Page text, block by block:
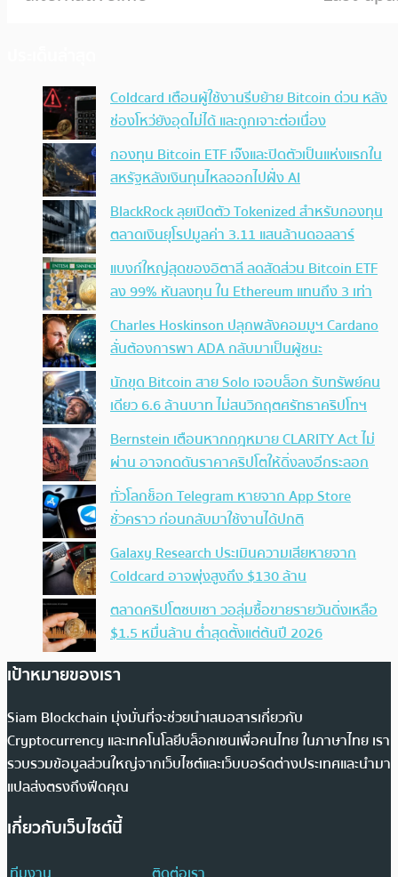
Coldcard เตือนผู้ใช้งานรีบย้าย Bitcoin ด่วน หลัง
ช่องโหว่ยังอุดไม่ได้ และถูกเจาะต่อเนื่อง
กองทุน Bitcoin ETF เจ๊งและปิดตัวเป็นแห่งแรกใน
สหรัฐหลังเงินทุนไหลออกไปฝั่ง AI
BlackRock ลุยเปิดตัว Tokenized สำหรับกองทุน
ตลาดเงินยุโรปมูลค่า 3.11 แสนล้านดอลลาร์
แบงก์ใหญ่สุดของอิตาลี ลดสัดส่วน Bitcoin ETF
ลง 99% หันลงทุน ใน Ethereum แทนถึง 3 เท่า
Charles Hoskinson ปลุกพลังคอมมูฯ Cardano
ลั่นต้องการพา ADA กลับมาเป็นผู้ชนะ
นักขุด Bitcoin สาย Solo เจอบล็อก รับทรัพย์คน
เดียว 6.6 ล้านบาท ไม่สนวิกฤตศรัทธาคริปโทฯ
Bernstein เตือนหากกฎหมาย CLARITY Act ไม่
ผ่าน อาจกดดันราคาคริปโตให้ดิ่งลงอีกระลอก
ทั่วโลกช็อก Telegram หายจาก App Store
ชั่วคราว ก่อนกลับมาใช้งานได้ปกติ
Galaxy Research ประเมินความเสียหายจาก
Coldcard อาจพุ่งสูงถึง $130 ล้าน
ตลาดคริปโตซบเซา วอลุ่มซื้อขายรายวันดิ่งเหลือ
$1.5 หมื่นล้าน ต่ำสุดตั้งแต่ต้นปี 2026
เป้าหมายของเรา
Siam Blockchain มุ่งมั่นที่จะช่วยนำเสนอสารเกี่ยวกับ
Cryptocurrency และเทคโนโลยีบล็อกเชนเพื่อคนไทย ในภาษาไทย เรา
รวบรวมข้อมูลส่วนใหญ่จากเว็บไซต์และเว็บบอร์ดต่างประเทศและนำมา
แปลส่งตรงถึงฟีดคุณ
เกี่ยวกับเว็บไซต์นี้